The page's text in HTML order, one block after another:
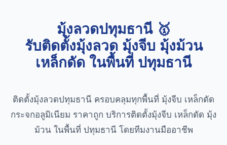
บริการ/พื้นที่ติดตั้ง
บทความ
ติดต่อเรา
มุ้งลวดปทุมธานี 🥇
รับติดตั้งมุ้งลวด มุ้งจีบ มุ้งม้วน
เหล็กดัด ในพื้นที่ ปทุมธานี
ติดตั้งมุ้งลวดปทุมธานี ครอบคลุมทุกพื้นที่ มุ้งจีบ เหล็กดัด
กระจกอลูมิเนียม ราคาถูก บริการติดตั้งมุ้งจีบ เหล็กดัด มุ้ง
ม้วน ในพื้นที่ ปทุมธานี โดยทีมงานมืออาชีพ